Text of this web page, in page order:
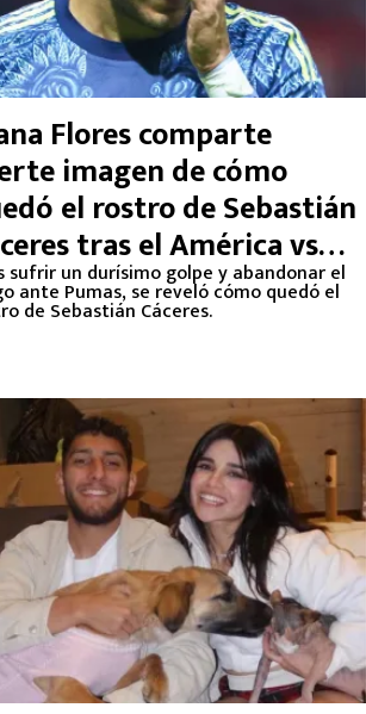
Flores comparte
imagen de cómo
el rostro de Sebastián
tras el América vs
sufrir un durísimo golpe y abandonar el
ante Pumas, se reveló cómo quedó el
de Sebastián Cáceres.